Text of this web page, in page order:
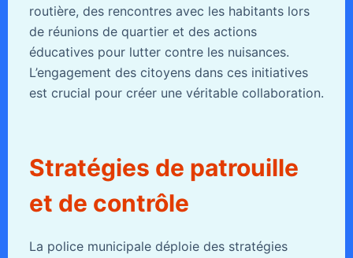
routière, des rencontres avec les habitants lors
de réunions de quartier et des actions
éducatives pour lutter contre les nuisances.
L’engagement des citoyens dans ces initiatives
est crucial pour créer une véritable collaboration.
Stratégies de patrouille
et de contrôle
La police municipale déploie des stratégies